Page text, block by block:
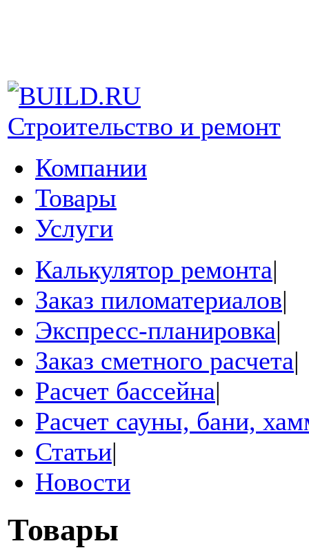
Строительство и ремонт
Компании
Товары
Услуги
Калькулятор ремонта|
Заказ пиломатериалов|
Экспресс-планировка|
Заказ сметного расчета|
Расчет бассейна|
Расчет сауны, бани,
Статьи|
Новости
Товары